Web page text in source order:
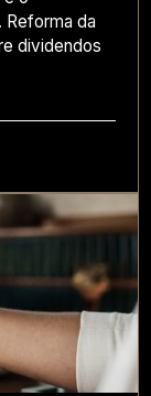
Reforma da
dividendos